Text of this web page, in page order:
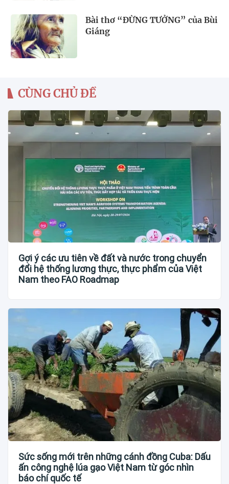
Bài thơ “ĐỪNG TƯỞNG” của Bùi
Giáng
CÙNG CHỦ ĐỀ
Gợi ý các ưu tiên về đất và nước trong chuyển
đổi hệ thống lương thực, thực phẩm của Việt
Nam theo FAO Roadmap
Sức sống mới trên những cánh đồng Cuba: Dấu
ấn công nghệ lúa gạo Việt Nam từ góc nhìn
báo chí quốc tế